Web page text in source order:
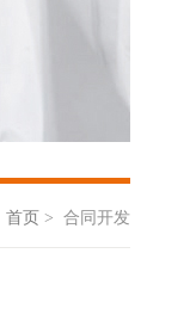
首页 > 合同开发